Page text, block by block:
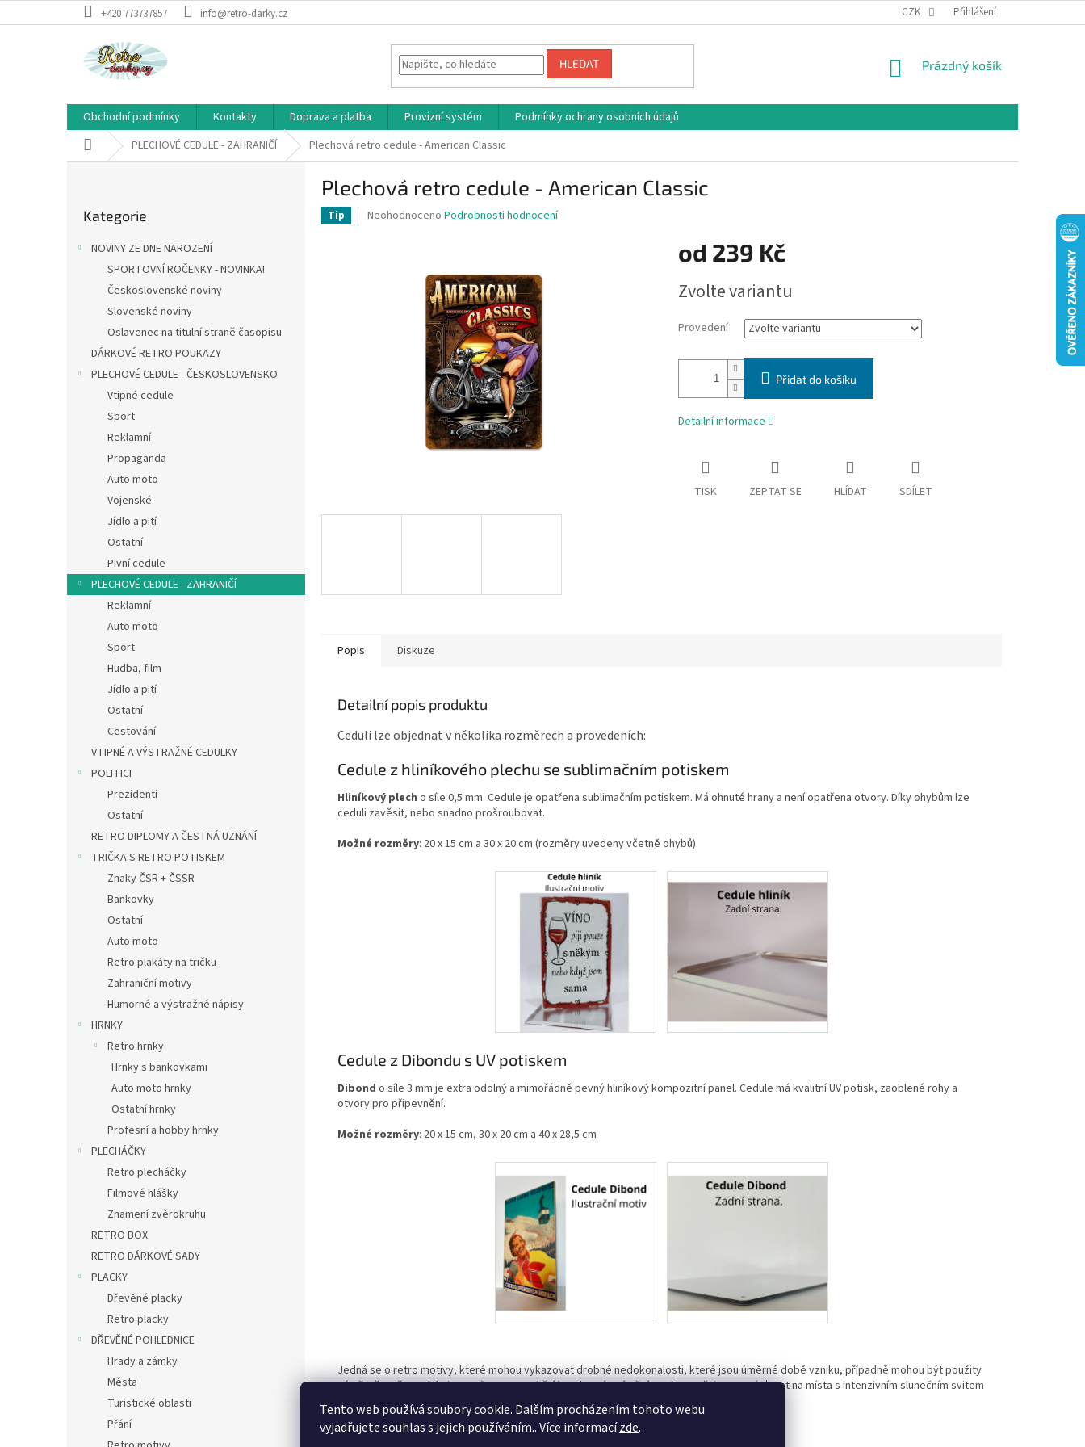
Tento web používá soubory cookie. Dalším procházením tohoto webu
vyjadřujete souhlas s jejich používáním.. Více informacízde.
na
+420 773737857 info@retro-darky.cz CZK Přihlášení
HLEDAT
NÁKUPNÍ
Prázdný košík
Obchodní podmínky Kontakty Doprava a platba Provizní systém
Podmínky ochrany osobních údajů
Domů PLECHOVÉ CEDULE - ZAHRANIČÍ Plechová retro cedule - American Classic
kategorie
Kategorie
NOVINY ZE DNE NAROZENÍ
SPORTOVNÍ ROČENKY - NOVINKA!
Československé noviny
Slovenské noviny
Oslavenec na titulní straně časopisu
DÁRKOVÉ RETRO POUKAZY
PLECHOVÉ CEDULE - ČESKOSLOVENSKO
Vtipné cedule
Sport
Reklamní
Propaganda
Auto moto
Vojenské
Jídlo a pití
Ostatní
Pivní cedule
PLECHOVÉ CEDULE - ZAHRANIČÍ
Reklamní
Auto moto
Sport
Hudba, film
Jídlo a pití
Ostatní
Cestování
VTIPNÉ A VÝSTRAŽNÉ CEDULKY
POLITICI
Prezidenti
Ostatní
RETRO DIPLOMY A ČESTNÁ UZNÁNÍ
TRIČKA S RETRO POTISKEM
Znaky ČSR + ČSSR
Bankovky
Ostatní
Auto moto
Retro plakáty na tričku
Zahraniční motivy
Humorné a výstražné nápisy
HRNKY
Retro hrnky
Hrnky s bankovkami
Auto moto hrnky
Ostatní hrnky
Profesní a hobby hrnky
PLECHÁČKY
Retro plecháčky
Filmové hlášky
Znamení zvěrokruhu
RETRO BOX
RETRO DÁRKOVÉ SADY
PLACKY
Dřevěné placky
Retro placky
DŘEVĚNÉ POHLEDNICE
Hrady a zámky
Města
Turistické oblasti
Přání
Plechová retro cedule - American Classic
Tip
Průměrné
Neohodnoceno Podrobnosti hodnocení
od 239 Kč
cena:
Zvolte variantu
Provedení
Přidat do košíku
Detailní informace
TISK ZEPTAT SE HLÍDAT SDÍLET
Popis Diskuze
Detailní popis produktu
Ceduli lze objednat v několika rozměrech a provedeních:
Cedule z hliníkového plechu se sublimačním potiskem
Hliníkový plech o síle 0,5 mm. Cedule je opatřena sublimačním potiskem. Má ohnuté hrany a není opatřena otvory. Díky ohybům lze
ceduli zavěsit, nebo snadno prošroubovat.
Možné rozměry: 20 x 15 cm a 30 x 20 cm (rozměry uvedeny včetně ohybů)
Cedule z Dibondu s UV potiskem
Dibond o síle 3 mm je extra odolný a mimořádně pevný hliníkový kompozitní panel. Cedule má kvalitní UV potisk, zaoblené rohy a
otvory pro připevnění.
Možné rozměry: 20 x 15 cm, 30 x 20 cm a 40 x 28,5 cm
Jedná se o retro motivy, které mohou vykazovat drobné nedokonalosti, které jsou úměrné době vzniku, případně mohou být použity
záměrně. Naše cedule jsou určeny pro vnitřní i venkovní umístění. Nedoporučujeme umísťovat na místa s intenzivním slunečním svitem
– může dojít ke ztrátě sytosti barev.